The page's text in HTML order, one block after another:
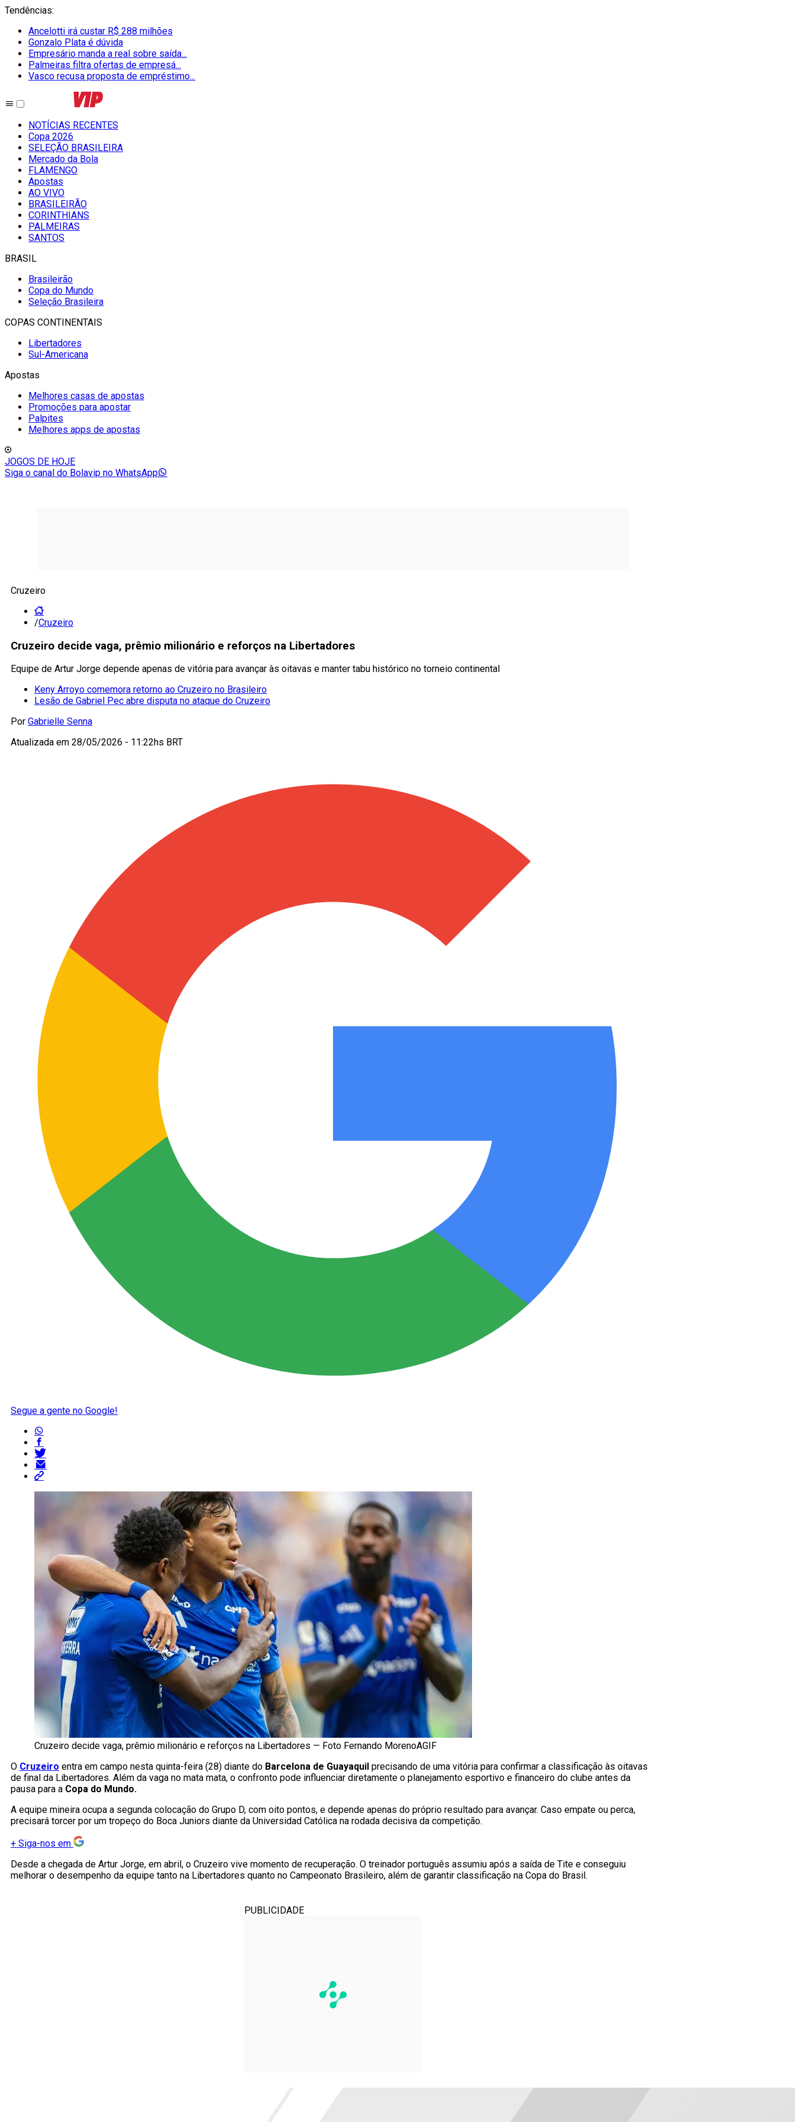
Tendências:
Ancelotti irá custar R$ 288 milhões
Gonzalo Plata é dúvida
Empresário manda a real sobre saída...
Palmeiras filtra ofertas de empresá...
Vasco recusa proposta de empréstimo...
NOTÍCIAS RECENTES
Copa 2026
SELEÇÃO BRASILEIRA
Mercado da Bola
FLAMENGO
Apostas
AO VIVO
BRASILEIRÃO
CORINTHIANS
PALMEIRAS
SANTOS
BRASIL
Brasileirão
Copa do Mundo
Seleção Brasileira
COPAS CONTINENTAIS
Libertadores
Sul-Americana
Apostas
Melhores casas de apostas
Promoções para apostar
Palpites
Melhores apps de apostas
JOGOS DE HOJE
Siga o canal do Bolavip no WhatsApp
Cruzeiro
/Cruzeiro
Cruzeiro decide vaga, prêmio milionário e reforços na Libertadores
Equipe de Artur Jorge depende apenas de vitória para avançar às oitavas e manter tabu histórico no torneio continental
Keny Arroyo comemora retorno ao Cruzeiro no Brasileiro
Lesão de Gabriel Pec abre disputa no ataque do Cruzeiro
Por Gabrielle Senna
Atualizada em 28/05/2026 - 11:22hs BRT
Segue a gente no Google!
Cruzeiro decide vaga, prêmio milionário e reforços na Libertadores — Foto Fernando MorenoAGIF
O Cruzeiro entra em campo nesta quinta-feira (28) diante do Barcelona de Guayaquil precisando de uma vitória para confirmar a classificação às oitavas
de final da Libertadores. Além da vaga no mata mata, o confronto pode influenciar diretamente o planejamento esportivo e financeiro do clube antes da
pausa para a Copa do Mundo.
A equipe mineira ocupa a segunda colocação do Grupo D, com oito pontos, e depende apenas do próprio resultado para avançar. Caso empate ou perca,
precisará torcer por um tropeço do Boca Juniors diante da Universidad Católica na rodada decisiva da competição.
+ Siga-nos em
Desde a chegada de Artur Jorge, em abril, o Cruzeiro vive momento de recuperação. O treinador português assumiu após a saída de Tite e conseguiu
melhorar o desempenho da equipe tanto na Libertadores quanto no Campeonato Brasileiro, além de garantir classificação na Copa do Brasil.
PUBLICIDADE